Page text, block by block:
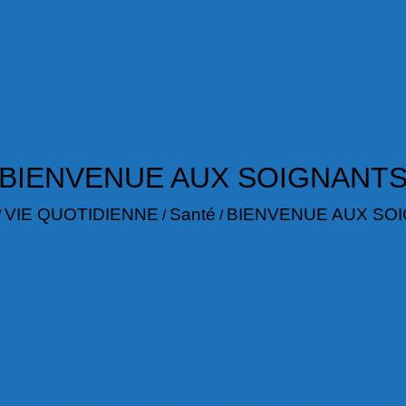
BIENVENUE AUX SOIGNANTS
VIE QUOTIDIENNE / Santé / BIENVENUE AUX